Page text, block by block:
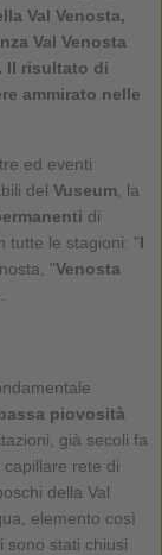
Val Venosta,
Val Venosta
Il risultato di
ammirato nelle
ed eventi
del Vuseum, la
di
tutte le stagioni: "I
"Venosta
piovosità
già secoli fa
capillare rete di
della Val
elemento così
sono stati chiusi